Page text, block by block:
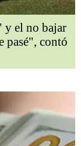
y el no bajar
pasé", contó